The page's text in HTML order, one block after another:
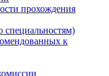
прохождения
к